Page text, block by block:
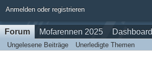
Anmelden oder registrieren
Forum Mofarennen 2025 Dashboard
Ungelesene Beiträge Unerledigte Themen